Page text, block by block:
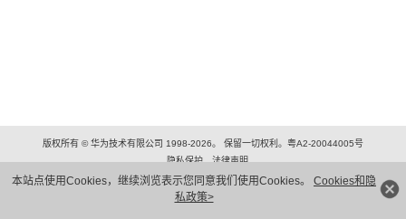
本站点使用Cookies，继续浏览表示您同意我们使用Cookies。 Cookies和隐
私政策>
版权所有 © 华为技术有限公司 1998-2026。 保留一切权利。粤A2-20044005号
隐私保护
法律声明